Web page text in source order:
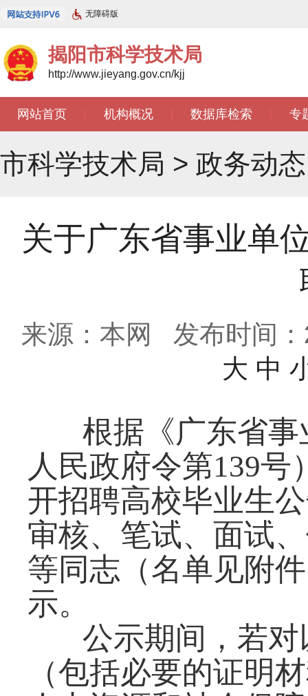
无障碍版
揭阳市科学技术局
http://www.jieyang.gov.cn/kjj
网站首页 机构概况 数据库检索 专
市科学技术局 > 政务动态
关于广东省事业单
来源：本网
发布时间
大 中
根据《广东省
人民政府令第139
开招聘高校毕业生
审核、笔试、面试
等同志（名单见附
示。
公示期间，若
（包括必要的证明